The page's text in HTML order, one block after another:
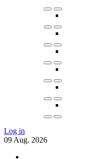
Log in
09 Aug. 2026